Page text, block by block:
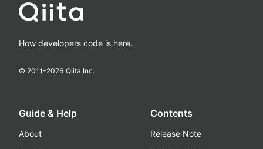
How developers code is here.
© 2011-2026 Qiita Inc.
Guide & Help
About
Contents
Release Note